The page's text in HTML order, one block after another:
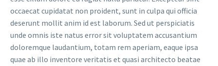
occaecat cupidatat non proident, sunt in culpa qui officia
deserunt mollit anim id est laborum. Sed ut perspiciatis
unde omnis iste natus error sit voluptatem accusantium
doloremque laudantium, totam rem aperiam, eaque ipsa
quae ab illo inventore veritatis et quasi architecto beatae